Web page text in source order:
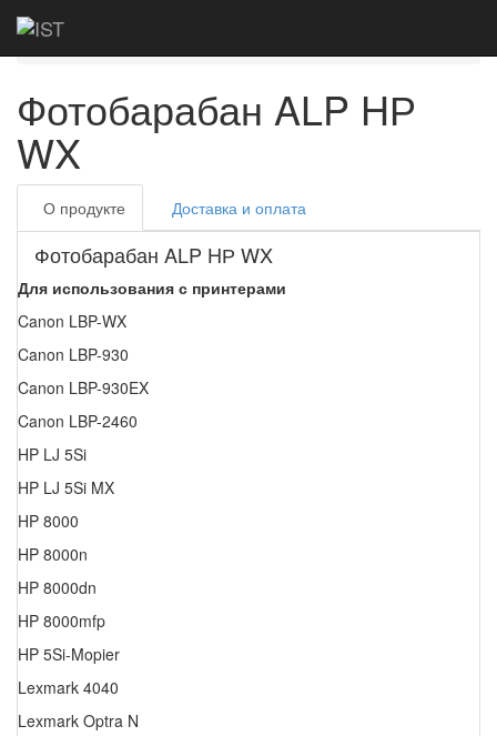
Главная
Фотобарабан ALP HР
WX
О продукте Доставка и оплата
Фотобарабан ALP HР WX
Для использования с принтерами
Canon LBP-WX
Canon LBP-930
Canon LBP-930EX
Canon LBP-2460
HP LJ 5Si
HP LJ 5Si MX
HP 8000
HP 8000n
HP 8000dn
HP 8000mfp
HP 5Si-Mopier
Lexmark 4040
Lexmark Optra N